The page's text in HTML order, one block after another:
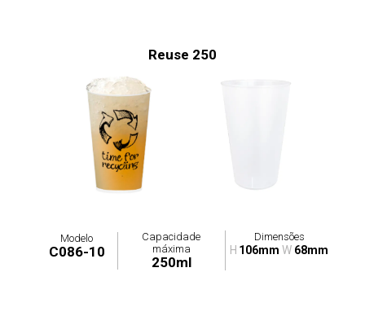
Reuse 250
Modelo
C086-10
Capacidade
máxima
250ml
Dimensões
H 106mm W 68mm